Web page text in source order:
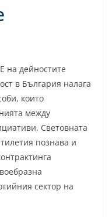
дейностите
в България налага
които
между
Световната
познава и
сектор на